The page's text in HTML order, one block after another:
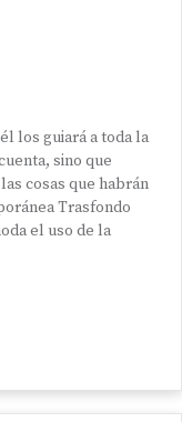
los guiará a toda la
sino que
cosas que habrán
Trasfondo
el uso de la